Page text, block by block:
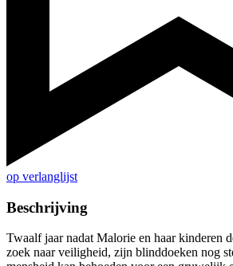
op verlanglijst
Beschrijving
Twaalf jaar nadat Malorie en haar kinderen
zoek naar veiligheid, zijn blinddoeken nog